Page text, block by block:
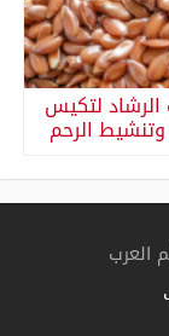
لتكيس
الرحم